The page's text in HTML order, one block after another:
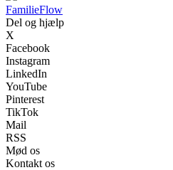
FamilieFlow
Del og hjælp
X
Facebook
Instagram
LinkedIn
YouTube
Pinterest
TikTok
Mail
RSS
Mød os
Kontakt os